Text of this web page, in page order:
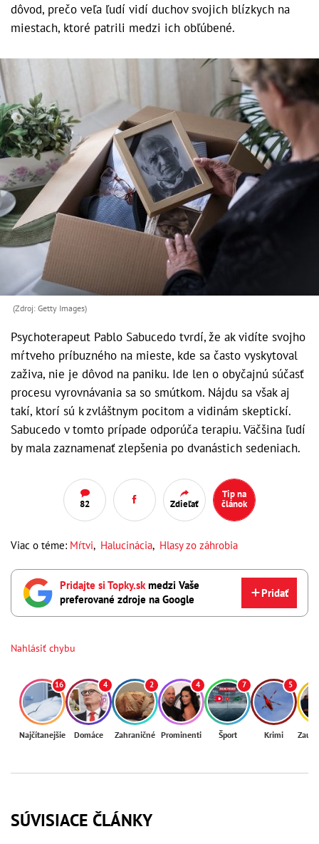
dôvod, prečo veľa ľudí vidí duchov svojich blízkych na
miestach, ktoré patrili medzi ich obľúbené.
(Zdroj: Getty Images)
Psychoterapeut Pablo Sabucedo tvrdí, že ak vidíte svojho
mŕtveho príbuzného na mieste, kde sa často vyskytoval
zaživa, nie je dôvod na paniku. Ide len o obyčajnú súčasť
procesu vyrovnávania sa so smútkom. Nájdu sa však aj
takí, ktorí sú k zvláštnym pocitom a vidinám skeptickí.
Sabucedo v tomto prípade odporúča terapiu. Väčšina ľudí
by mala zaznamenať zlepšenia po dvanástich sedeniach.
82 Zdieľať
Tip na
článok
Viac o téme: Mŕtvi, Halucinácia, Hlasy zo záhrobia
Pridajte si Topky.skmedzi Vaše
preferované zdroje na Google
Pridať
Nahlásiť chybu
16
Najčítanejšie
4
Domáce
2
Zahraničné
4
Prominenti
7
Šport
5
Krimi
SÚVISIACE ČLÁNKY